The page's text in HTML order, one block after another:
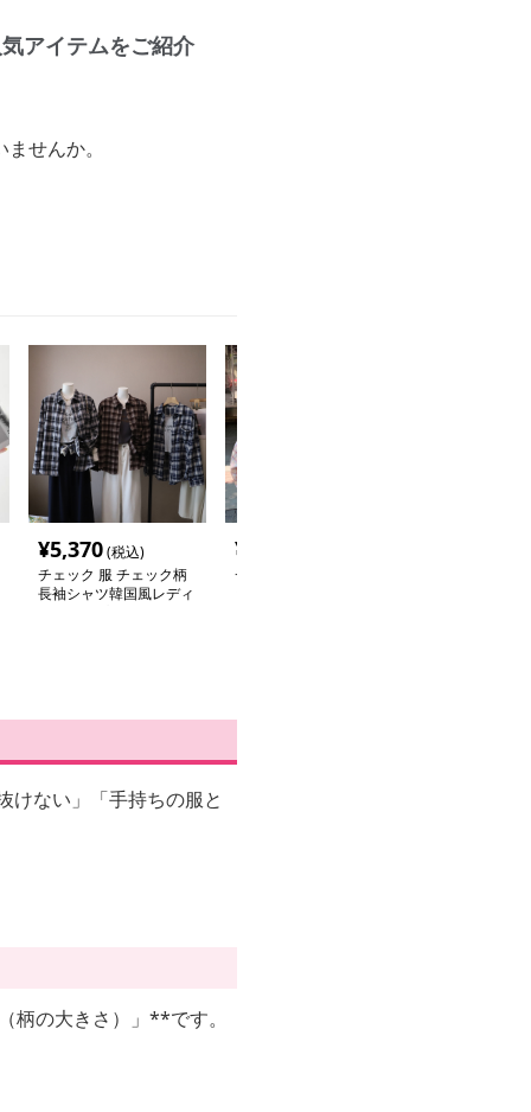
アイテムをご紹介
せんか。
¥5,370(税込)
チェック 服 チェック柄
長袖シャツ韓国風レディ
¥
チェック 服 韓国風チェ
けない」「手持ちの服と
柄の大きさ）」**です。